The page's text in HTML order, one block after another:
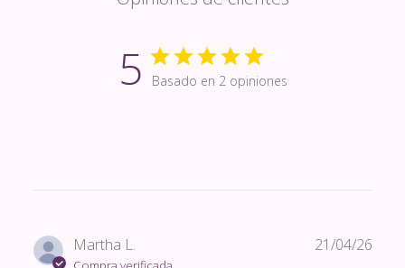
5 Basado en 2 opiniones
Martha L. 21/04/26